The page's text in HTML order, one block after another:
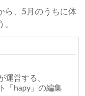
ら、5月のうちに体
運営する、
「hapy」の編集